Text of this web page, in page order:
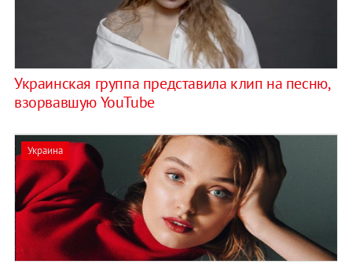
Украинская группа представила клип на песню,
взорвавшую YouTube
Украина